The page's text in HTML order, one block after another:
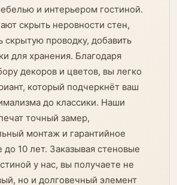
и интерьером гостиной.
скрыть неровности стен,
скрытую проводку, добавить
для хранения. Благодаря
декоров и цветов, вы легко
который подчеркнёт ваш
до классики. Наши
точный замер,
монтаж и гарантийное
10 лет. Заказывая стеновые
у нас, вы получаете не
но и долговечный элемент